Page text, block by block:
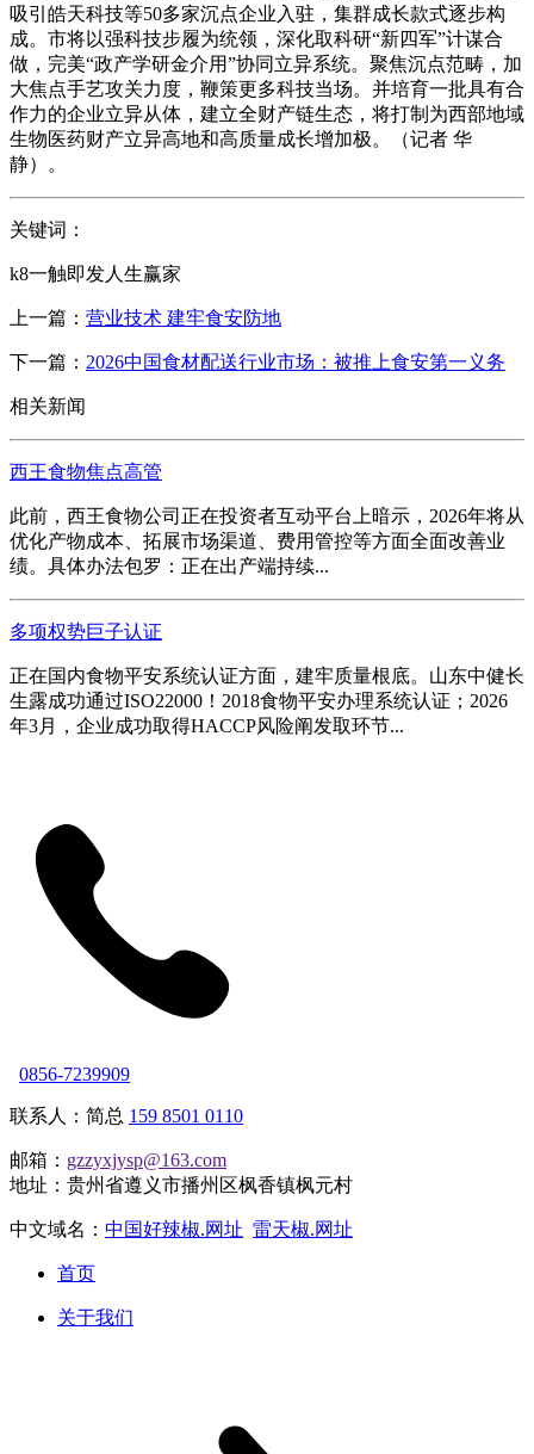
吸引皓天科技等50多家沉点企业入驻，集群成长款式逐步构
成。市将以强科技步履为统领，深化取科研“新四军”计谋合
做，完美“政产学研金介用”协同立异系统。聚焦沉点范畴，加
大焦点手艺攻关力度，鞭策更多科技当场。并培育一批具有合
作力的企业立异从体，建立全财产链生态，将打制为西部地域
生物医药财产立异高地和高质量成长增加极。（记者 华
静）。
关键词：
k8一触即发人生赢家
上一篇： 营业技术 建牢食安防地
下一篇： 2026中国食材配送行业市场：被推上食安第一义务
相关新闻
西王食物焦点高管
此前，西王食物公司正在投资者互动平台上暗示，2026年将从
优化产物成本、拓展市场渠道、费用管控等方面全面改善业
绩。具体办法包罗：正在出产端持续...
多项权势巨子认证
正在国内食物平安系统认证方面，建牢质量根底。山东中健长
生露成功通过ISO22000！2018食物平安办理系统认证；2026
年3月，企业成功取得HACCP风险阐发取环节...
0856-7239909
联系人：简总 159 8501 0110
邮箱： gzzyxjysp@163.com
地址：贵州省遵义市播州区枫香镇枫元村
中文域名： 中国好辣椒.网址 雷天椒.网址
首页
关于我们